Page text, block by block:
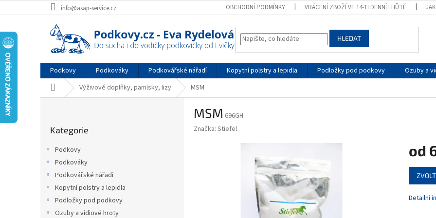
na
info@asap-service.cz OBCHODNÍ PODMÍNKY VRÁCENÍ ZBOŽÍ VE 14-TI DENNÍ LHŮTĚ
HLEDAT
Podkovy Podkováky Podkovářské nářadí Kopytní polstry a lepidla Podložky pod podkovy Ozuby a
Domů Výživové doplňky, pamlsky, lizy MSM
kategorie
Kategorie
Podkovy
Podkováky
Podkovářské nářadí
Kopytní polstry a lepidla
Podložky pod podkovy
Ozuby a vidiové hroty
MSM 696GH
Značka: Stiefel
od
Měrná
cena:
Detailní